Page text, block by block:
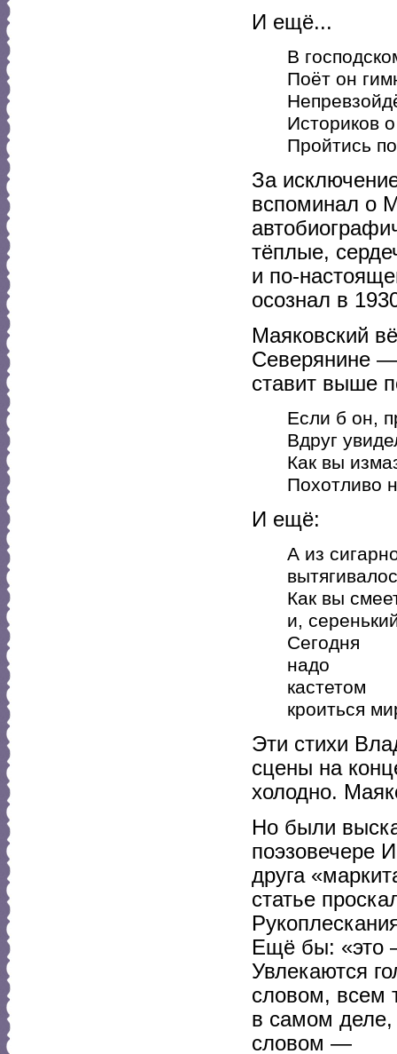
И ещё...
В
Поёт он
Историков
Пройтись
За
вспоминал о
тёплые,
и по-
осознал в
Маяковский
Северянине —
ставит выше
Если б он,
Вдруг
Как вы
Похотливо
И ещё:
А из
Как вы
и,
Сегодня
надо
кастетом
кроиться
Эти стихи
сцены на
холодно.
Но были
поэзовечере
друга
статье
Ещё бы: «это
Увлекаются
словом, всем
в самом деле,
словом —